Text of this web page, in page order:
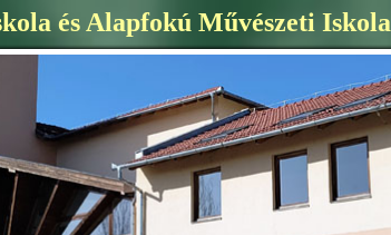
és Alapfokú Művészeti Iskola